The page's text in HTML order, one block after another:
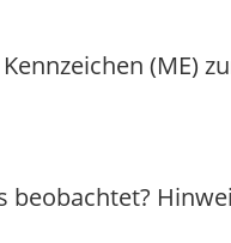
(ME)
beobachtet?